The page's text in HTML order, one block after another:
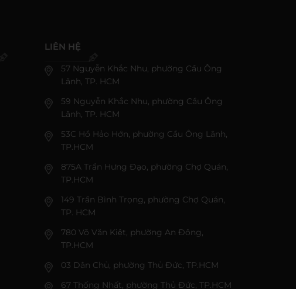
LIÊN HỆ
57 Nguyễn Khắc Nhu, phường Cầu Ông
Lãnh, TP. HCM
59 Nguyễn Khắc Nhu, phường Cầu Ông
Lãnh, TP. HCM
53C Hồ Hảo Hớn, phường Cầu Ông Lãnh,
TP.HCM
875A Trần Hưng Đạo, phường Chợ Quán,
TP.HCM
149 Trần Bình Trọng, phường Chợ Quán,
TP. HCM
780 Võ Văn Kiệt, phường An Đông,
TP.HCM
03 Dân Chủ, phường Thủ Đức, TP.HCM
67 Thống Nhất, phường Thủ Đức, TP.HCM